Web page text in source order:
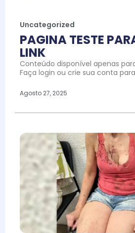
Uncategorized
PAGINA TESTE
LINK
Conteúdo disponível apenas
Faça login ou crie sua conta
Agosto 27, 2025